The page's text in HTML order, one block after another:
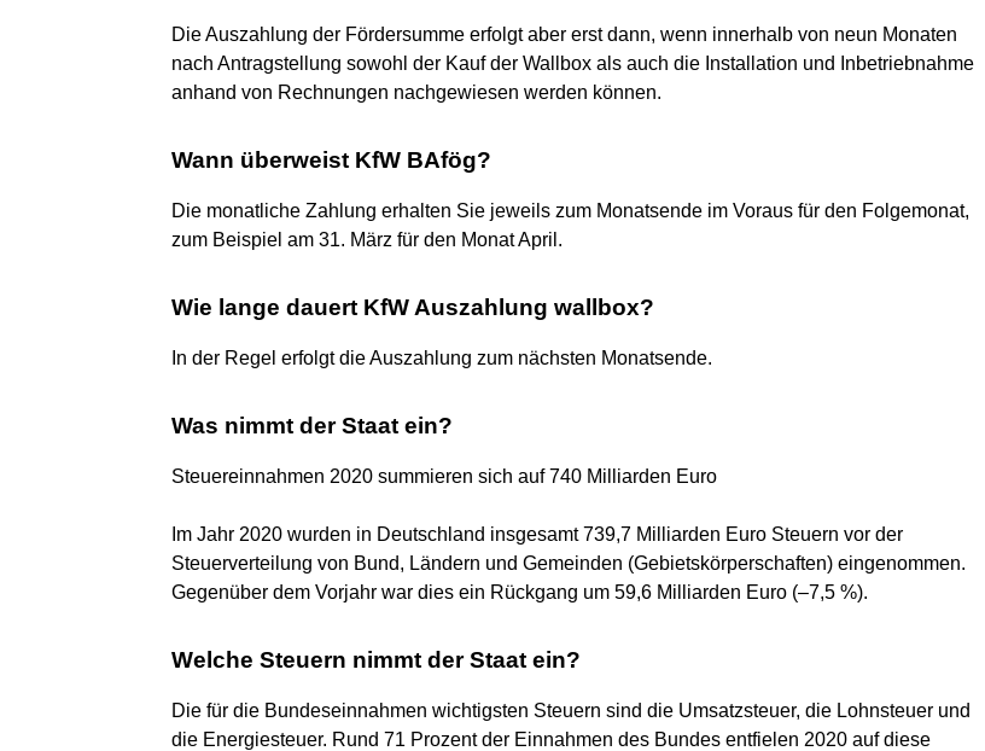
Die Auszahlung der Fördersumme erfolgt aber erst dann, wenn innerhalb von neun Monaten
nach Antragstellung sowohl der Kauf der Wallbox als auch die Installation und Inbetriebnahme
anhand von Rechnungen nachgewiesen werden können.
Wann überweist KfW BAfög?
Die monatliche Zahlung erhalten Sie jeweils zum Monatsende im Voraus für den Folgemonat,
zum Beispiel am 31. März für den Monat April.
Wie lange dauert KfW Auszahlung wallbox?
In der Regel erfolgt die Auszahlung zum nächsten Monatsende.
Was nimmt der Staat ein?
Steuereinnahmen 2020 summieren sich auf 740 Milliarden Euro
Im Jahr 2020 wurden in Deutschland insgesamt 739,7 Milliarden Euro Steuern vor der
Steuerverteilung von Bund, Ländern und Gemeinden (Gebietskörperschaften) eingenommen.
Gegenüber dem Vorjahr war dies ein Rückgang um 59,6 Milliarden Euro (–7,5 %).
Welche Steuern nimmt der Staat ein?
Die für die Bundeseinnahmen wichtigsten Steuern sind die Umsatzsteuer, die Lohnsteuer und
die Energiesteuer. Rund 71 Prozent der Einnahmen des Bundes entfielen 2020 auf diese